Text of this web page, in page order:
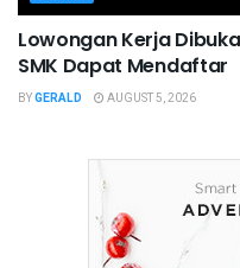
Lowongan Kerja
SMK Dapat Mendaftar
BYGERALD AUGUST 5, 2026